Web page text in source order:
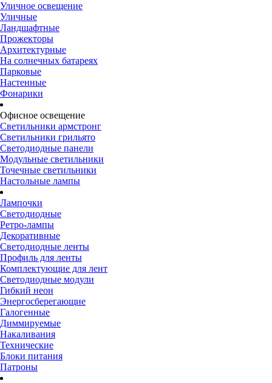
Уличное освещение
Уличные
Ландшафтные
Прожекторы
Архитектурные
На солнечных батареях
Парковые
Настенные
Фонарики
Офисное освещение
Светильники армстронг
Светильники грильято
Светодиодные панели
Модульные светильники
Точечные светильники
Настольные лампы
Лампочки
Светодиодные
Ретро-лампы
Декоративные
Светодиодные ленты
Профиль для ленты
Комплектующие для лент
Светодиодные модули
Гибкий неон
Энергосберегающие
Галогенные
Диммируемые
Накаливания
Технические
Блоки питания
Патроны